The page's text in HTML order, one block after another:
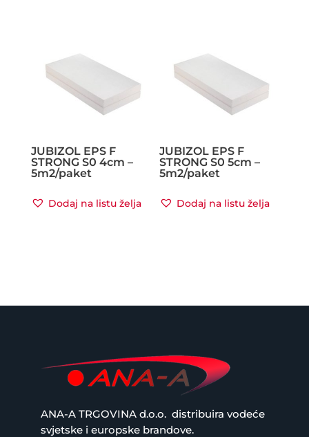
JUBIZOL EPS F
STRONG S0 4cm –
5m2/paket
Dodaj na listu želja
JUBIZOL EPS F
STRONG S0 5cm –
5m2/paket
Dodaj na listu želja
ANA-A TRGOVINA d.o.o. distribuira vodeće
svjetske i europske brandove.